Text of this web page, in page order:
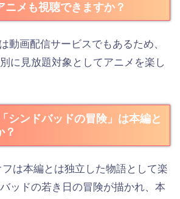
ニメも視聴できますか？
動画配信サービスでもあるため、
に見放題対象としてアニメを楽し
シンドバッドの冒険」は本編と
？
は本編とは独立した物語として楽
ッドの若き日の冒険が描かれ、本